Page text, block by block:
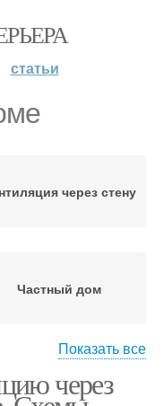
статьи
через стену
Частный дом
Дом через стену
Показать все
через